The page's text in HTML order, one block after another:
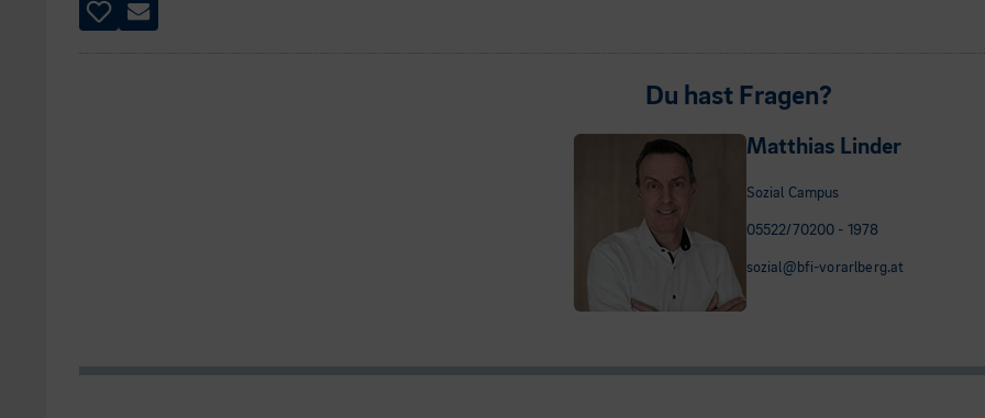
Du hast Fragen?
Matthias Linder
Sozial Campus
05522/70200 - 1978
sozial@bfi-vorarlberg.at